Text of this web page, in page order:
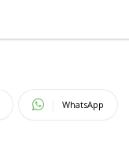
WhatsApp